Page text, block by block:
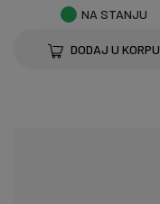
NA STANJU
DODAJ U KORPU